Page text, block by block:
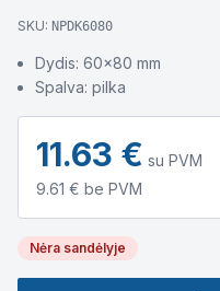
SKU: NPDK6080
Dydis: 60x80 mm
Spalva: pilka
11.63 € su PVM
9.61 € be PVM
Nėra sandėlyje